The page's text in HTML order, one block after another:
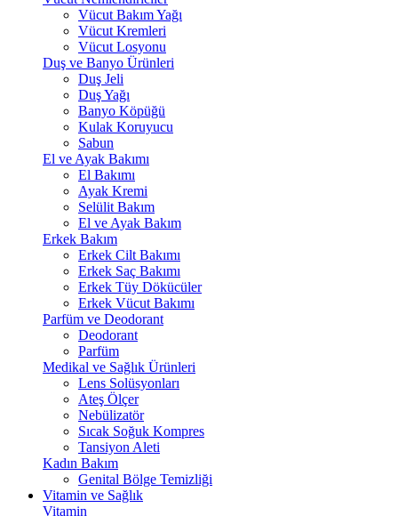
Vücut Bakım Yağı
Vücut Kremleri
Vücut Losyonu
Duş ve Banyo Ürünleri
Duş Jeli
Duş Yağı
Banyo Köpüğü
Kulak Koruyucu
Sabun
El ve Ayak Bakımı
El Bakımı
Ayak Kremi
Selülit Bakım
El ve Ayak Bakım
Erkek Bakım
Erkek Cilt Bakımı
Erkek Saç Bakımı
Erkek Tüy Dökücüler
Erkek Vücut Bakımı
Parfüm ve Deodorant
Deodorant
Parfüm
Medikal ve Sağlık Ürünleri
Lens Solüsyonları
Ateş Ölçer
Nebülizatör
Sıcak Soğuk Kompres
Tansiyon Aleti
Kadın Bakım
Genital Bölge Temizliği
Vitamin ve Sağlık
Vitamin